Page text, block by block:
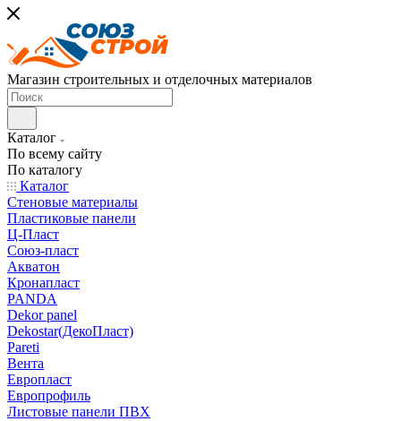
Магазин строительных и отделочных материалов
Каталог
По всему сайту
По каталогу
Каталог
Стеновые материалы
Пластиковые панели
Ц-Пласт
Союз-пласт
Акватон
Кронапласт
PANDA
Dekor panel
Dekostar(ДекоПласт)
Pareti
Вента
Европласт
Европрофиль
Листовые панели ПВХ